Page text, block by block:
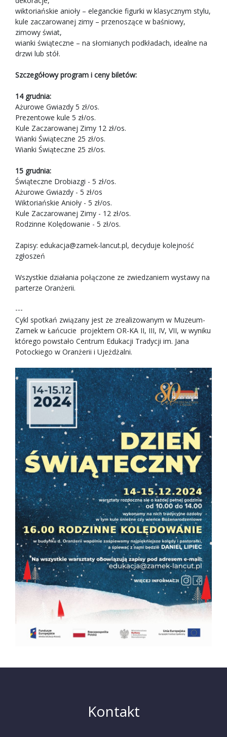
wiktoriańskie anioły – eleganckie figurki w klasycznym stylu,
kule zaczarowanej zimy – przenoszące w baśniowy,
zimowy świat,
wianki świąteczne – na słomianych podkładach, idealne na
drzwi lub stół.
Szczegółowy program i ceny biletów:
14 grudnia:
Ażurowe Gwiazdy 5 zł/os.
Prezentowe kule 5 zł/os.
Kule Zaczarowanej Zimy 12 zł/os.
Wianki Świąteczne 25 zł/os.
Wianki Świąteczne 25 zł/os.
15 grudnia:
Świąteczne Drobiazgi - 5 zł/os.
Ażurowe Gwiazdy - 5 zł/os
Wiktoriańskie Anioły - 5 zł/os.
Kule Zaczarowanej Zimy - 12 zł/os.
Rodzinne Kolędowanie - 5 zł/os.
Zapisy: edukacja@zamek-lancut.pl, decyduje kolejność
zgłoszeń
Wszystkie działania połączone ze zwiedzaniem wystawy na
parterze Oranżerii.
---
Cykl spotkań związany jest ze zrealizowanym w Muzeum-
Zamek w Łańcucie projektem OR-KA II, III, IV, VII, w wyniku
którego powstało Centrum Edukacji Tradycji im. Jana
Potockiego w Oranżerii i Ujeżdżalni.
Kontakt